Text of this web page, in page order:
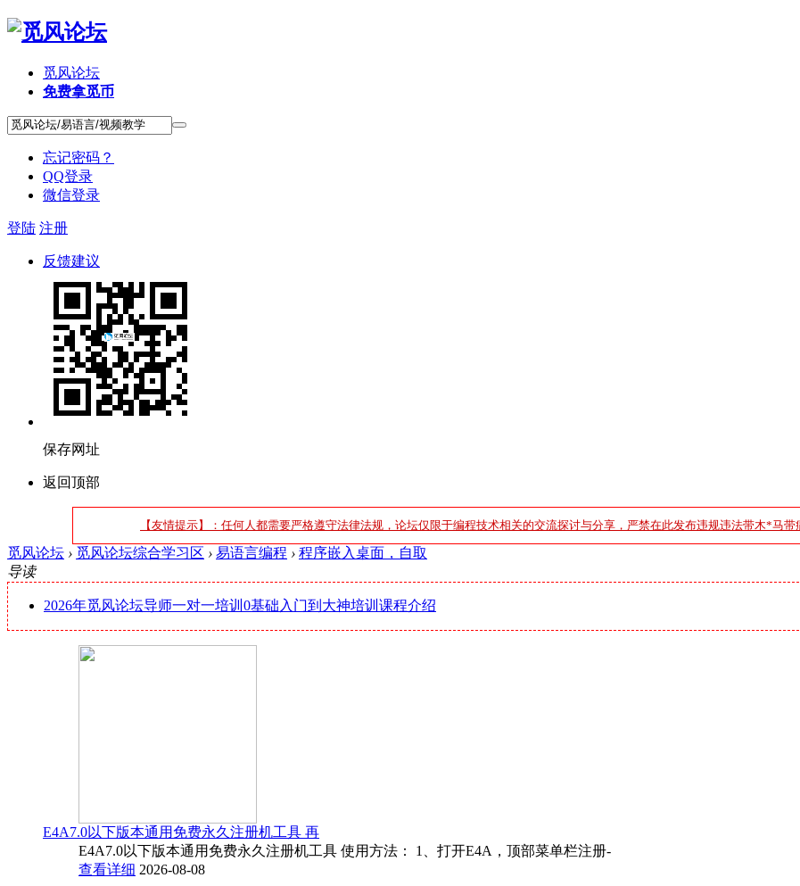
觅风论坛
免费拿觅币
忘记密码？
QQ登录
微信登录
登陆 注册
反馈建议
保存网址
返回顶部
【友情提示】：任何人都需要严格遵守法律法规，论坛仅限于编程技术相关的交流探讨与分享，严禁在此发布违规违法带木*马
觅风论坛 › 觅风论坛综合学习区 › 易语言编程 › 程序嵌入桌面，自取
导读
2026年觅风论坛导师一对一培训0基础入门到大神培训课程介绍
E4A7.0以下版本通用免费永久注册机工具 再
E4A7.0以下版本通用免费永久注册机工具 使用方法： 1、打开E4A，顶部菜单栏注册-
查看详细 2026-08-08